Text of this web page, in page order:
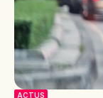
ACTUS